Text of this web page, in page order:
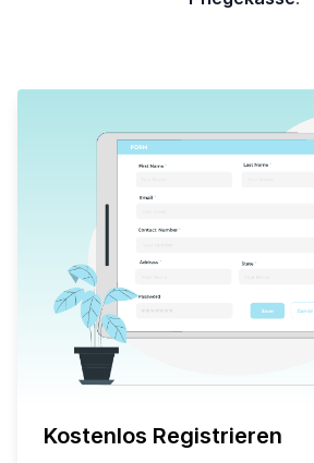
Kostenlos Registrieren